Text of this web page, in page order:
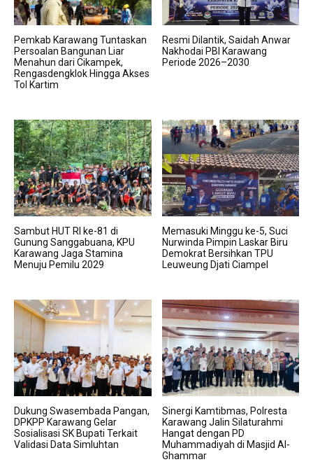
Pemkab Karawang Tuntaskan
Persoalan Bangunan Liar
Menahun dari Cikampek,
Rengasdengklok Hingga Akses
Tol Kartim
Resmi Dilantik, Saidah Anwar
Nakhodai PBI Karawang
Periode 2026–2030
Sambut HUT RI ke-81 di
Gunung Sanggabuana, KPU
Karawang Jaga Stamina
Menuju Pemilu 2029
Memasuki Minggu ke-5, Suci
Nurwinda Pimpin Laskar Biru
Demokrat Bersihkan TPU
Leuweung Djati Ciampel
Dukung Swasembada Pangan,
DPKPP Karawang Gelar
Sosialisasi SK Bupati Terkait
Validasi Data Simluhtan
Sinergi Kamtibmas, Polresta
Karawang Jalin Silaturahmi
Hangat dengan PD
Muhammadiyah di Masjid Al-
Ghammar